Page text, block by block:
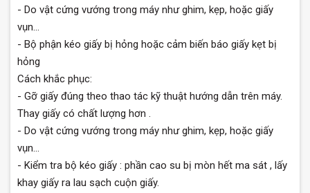
- Do vật cứng vướng trong máy như ghim, kẹp, hoặc giấy
vụn…
- Bộ phận kéo giấy bị hỏng hoặc cảm biến báo giấy kẹt bị
hỏng
Cách khắc phục:
- Gỡ giấy đúng theo thao tác kỹ thuật hướng dẫn trên máy.
Thay giấy có chất lượng hơn .
- Do vật cứng vướng trong máy như ghim, kẹp, hoặc giấy
vụn…
- Kiểm tra bộ kéo giấy : phần cao su bị mòn hết ma sát , lấy
khay giấy ra lau sạch cuộn giấy.